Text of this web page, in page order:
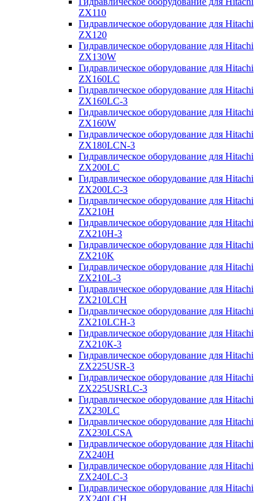
ZX110
Гидравлическое оборудование для Hitachi
ZX120
Гидравлическое оборудование для Hitachi
ZX130W
Гидравлическое оборудование для Hitachi
ZX160LC
Гидравлическое оборудование для Hitachi
ZX160LC-3
Гидравлическое оборудование для Hitachi
ZX160W
Гидравлическое оборудование для Hitachi
ZX180LCN-3
Гидравлическое оборудование для Hitachi
ZX200LC
Гидравлическое оборудование для Hitachi
ZX200LC-3
Гидравлическое оборудование для Hitachi
ZX210H
Гидравлическое оборудование для Hitachi
ZX210H-3
Гидравлическое оборудование для Hitachi
ZX210K
Гидравлическое оборудование для Hitachi
ZX210L-3
Гидравлическое оборудование для Hitachi
ZX210LCH
Гидравлическое оборудование для Hitachi
ZX210LCH-3
Гидравлическое оборудование для Hitachi
ZX210К-3
Гидравлическое оборудование для Hitachi
ZX225USR-3
Гидравлическое оборудование для Hitachi
ZX225USRLC-3
Гидравлическое оборудование для Hitachi
ZX230LC
Гидравлическое оборудование для Hitachi
ZX230LCSA
Гидравлическое оборудование для Hitachi
ZX240H
Гидравлическое оборудование для Hitachi
ZX240LC-3
Гидравлическое оборудование для Hitachi
ZX240LCH